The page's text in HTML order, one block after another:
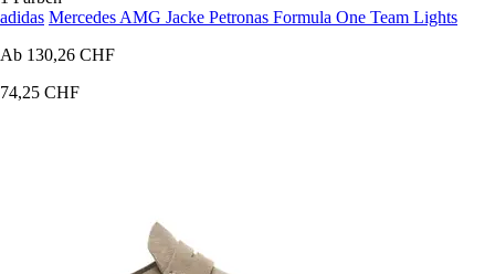
adidas Mercedes AMG Jacke Petronas Formula One Team Lights
Ab 130,26 CHF
74,25 CHF